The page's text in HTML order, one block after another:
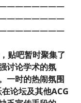
贴吧暂时聚集了
讨论学术的氛
一时的热闹氛围
论坛及其他ACG